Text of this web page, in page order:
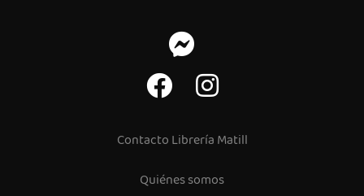
Contacto Librería Matill
Quiénes somos